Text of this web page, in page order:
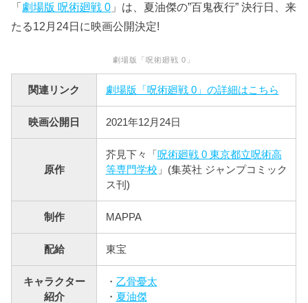
「劇場版 呪術廻戦 0 」は、夏油傑の”百鬼夜行” 決行日、来
たる12月24日に映画公開決定!
劇場版「呪術廻戦 0」
関連リンク 劇場版「呪術廻戦 0」の詳細はこちら
映画公開日 2021年12月24日
原作
芥見下々「呪術廻戦 0 東京都立呪術高
等専門学校 」(集英社 ジャンプコミック
ス刊)
制作 MAPPA
配給 東宝
キャラクター
紹介
・ 乙骨憂太
・ 夏油傑